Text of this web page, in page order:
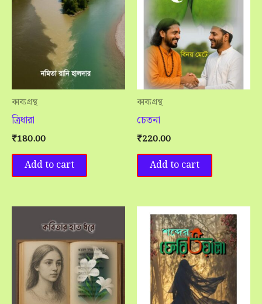
কাব্যগ্রন্থ
ত্রিধারা
₹180.00
Add to cart
কাব্যগ্রন্থ
চেতনা
₹220.00
Add to cart